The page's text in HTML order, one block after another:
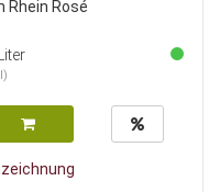
Rhein Rosé